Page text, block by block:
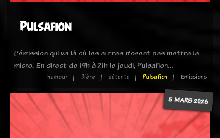
Pulsafion
L’émission qui va là où les autres n’osent pas mettre le
micro. En direct de 19h à 21h le jeudi, Pulsafion…
humour Bière détente Pulsafion Emissions
5 MARS 2026